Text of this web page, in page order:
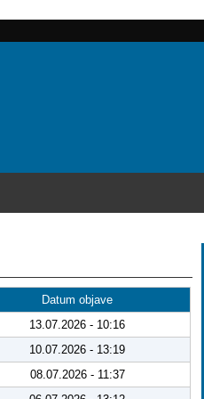
Datum objave
13.07.2026 - 10:16
10.07.2026 - 13:19
08.07.2026 - 11:37